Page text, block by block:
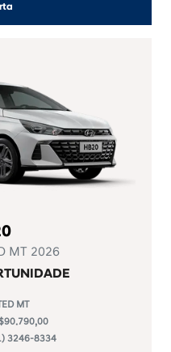
MT 2026
MT
AGORA (61) 3246-8334